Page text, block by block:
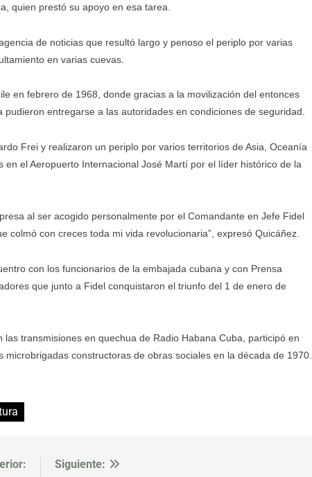
quien prestó su apoyo en esa tarea.
de noticias que resultó largo y penoso el periplo por varias
en varias cuevas.
en febrero de 1968, donde gracias a la movilización del entonces
entregarse a las autoridades en condiciones de seguridad.
Frei y realizaron un periplo por varios territorios de Asia, Oceanía
el Aeropuerto Internacional José Martí por el líder histórico de la
al ser acogido personalmente por el Comandante en Jefe Fidel
colmó con creces toda mi vida revolucionaria”, expresó Quicáñez.
con los funcionarios de la embajada cubana y con Prensa
que junto a Fidel conquistaron el triunfo del 1 de enero de
transmisiones en quechua de Radio Habana Cuba, participó en
constructoras de obras sociales en la década de 1970.
Siguiente: